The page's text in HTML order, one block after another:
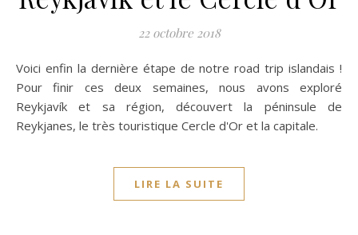
22 octobre 2018
Voici enfin la dernière étape de notre road trip islandais !
Pour finir ces deux semaines, nous avons exploré
Reykjavík et sa région, découvert la péninsule de
Reykjanes, le très touristique Cercle d'Or et la capitale.
LIRE LA SUITE